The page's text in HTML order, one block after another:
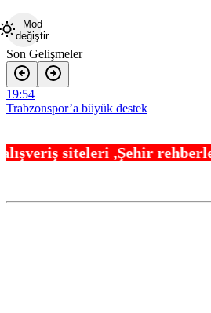
Mod
değiştir
Son Gelişmeler
19:54
Trabzonspor’a büyük destek
“Bu Kampta Hayat Var” projesi özel
,Şehir rehberleri ,